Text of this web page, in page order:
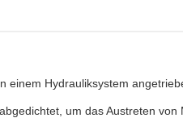
einem Hydrauliksystem
um das Austreten